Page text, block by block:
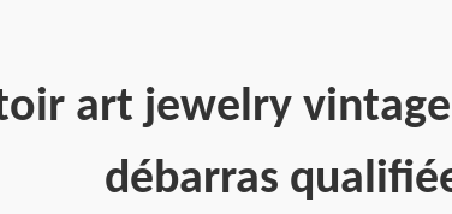
art jewelry
débarras